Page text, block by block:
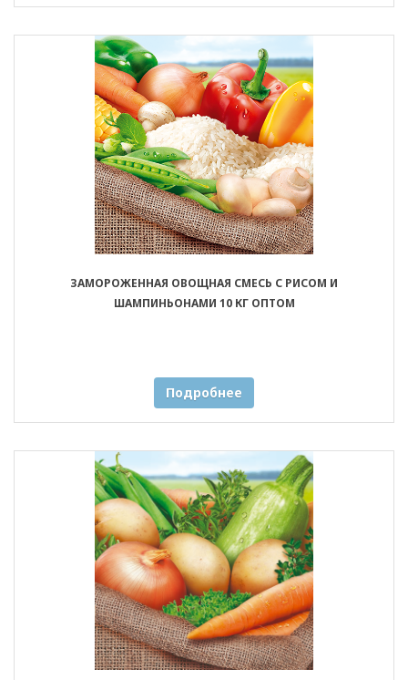
ЗАМОРОЖЕННАЯ ОВОЩНАЯ СМЕСЬ С РИСОМ И
ШАМПИНЬОНАМИ 10 КГ ОПТОМ
Подробнее